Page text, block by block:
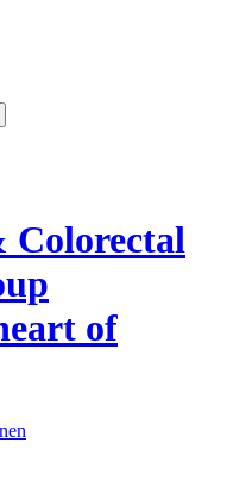
Colorectal
of